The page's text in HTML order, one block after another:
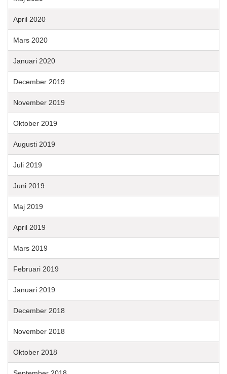
April 2020
Mars 2020
Januari 2020
December 2019
November 2019
Oktober 2019
Augusti 2019
Juli 2019
Juni 2019
Maj 2019
April 2019
Mars 2019
Februari 2019
Januari 2019
December 2018
November 2018
Oktober 2018